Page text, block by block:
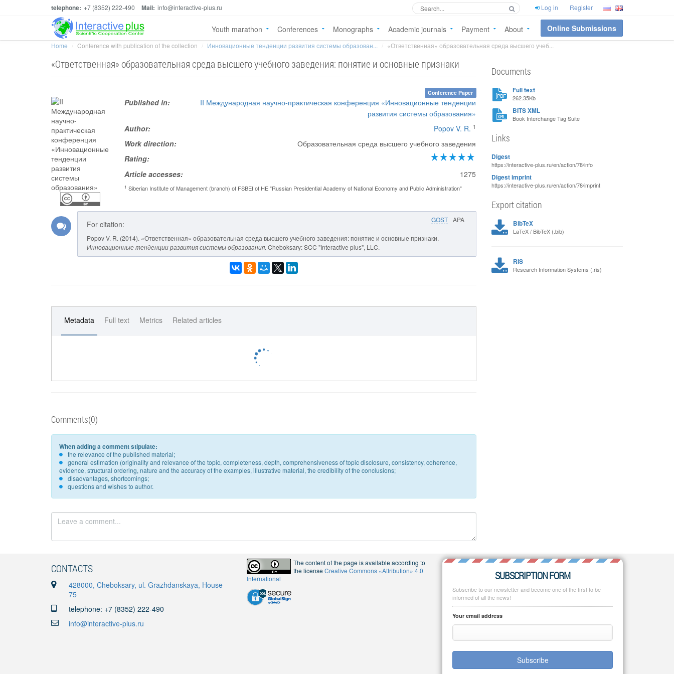
telephone: +7 (8352) 222-490 Mail: info@interactive-plus.ru Log in Register
Youth marathon Conferences Monographs Academic journals Payment About Online Submissions
Home Conference with publication of the collection Инновационные тенденции развития системы образован... «Ответственная» образовательная среда высшего учеб...
«Ответственная» образовательная среда высшего учебного заведения: понятие и основные признаки
Conference Paper
Published in:
II Международная научно-практическая конференция «Инновационные тенденции
развития системы образования»
Author:
Popov V. R. 1
Work direction:
Образовательная среда высшего учебного заведения
Rating:
Article accesses:
1275
1 Siberian Institute of Management (branch) of FSBEI of HE "Russian Presidential Academy of National Economy and Public Administration"
GOST APA
For citation:
Popov V. R. (2014). «Ответственная» образовательная среда высшего учебного заведения: понятие и основные признаки.
Инновационные тенденции развития системы образования. Cheboksary: SCC "Interactive plus", LLC.
Metadata Full text Metrics Related articles
Comments(0)
When adding a comment stipulate:
the relevance of the published material;
general estimation (originality and relevance of the topic, completeness, depth, comprehensiveness of topic disclosure, consistency, coherence,
evidence, structural ordering, nature and the accuracy of the examples, illustrative material, the credibility of the conclusions;
disadvantages, shortcomings;
questions and wishes to author.
Documents
Full text
262.35Kb
BITS XML
Book Interchange Tag Suite
Links
Digest
https://interactive-plus.ru/en/action/78/info
Digest imprint
https://interactive-plus.ru/en/action/78/imprint
Export citation
BibTeX
LaTeX / BibTeX (.bib)
RIS
Research Information Systems (.ris)
CONTACTS
428000, Cheboksary, ul. Grazhdanskaya, House
75
telephone: +7 (8352) 222-490
info@interactive-plus.ru
The content of the page is available according to
the licenseCreative Commons «Attribution» 4.0
International
SUBSCRIPTION FORM
Subscribe to our newsletter and become one of the first to be
informed of all the news!
Your email address
Subscribe